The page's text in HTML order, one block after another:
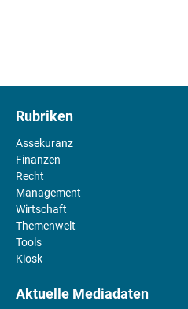
Rubriken
Assekuranz
Finanzen
Recht
Management
Wirtschaft
Themenwelt
Tools
Kiosk
Aktuelle Mediadaten